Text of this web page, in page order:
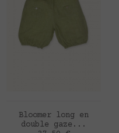
AJOUTER AU PANIER
Bloomer long en
double gaze...